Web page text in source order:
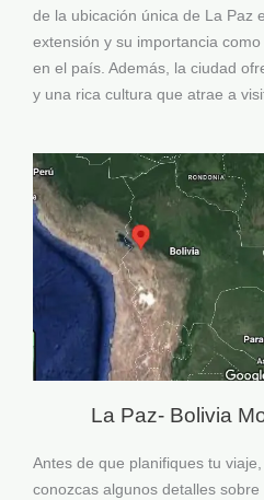
de la ubicación única de La Paz
extensión y su importancia
en el país. Además, la ciudad
y una rica cultura que atrae a
La Paz- Bolivia
Antes de que planifiques tu
conozcas algunos detalles